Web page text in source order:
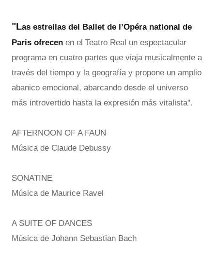
"Las estrellas del Ballet de l’Opéra national de
Paris ofrecen en el Teatro Real un espectacular
programa en cuatro partes que viaja musicalmente a
través del tiempo y la geografía y propone un amplio
abanico emocional, abarcando desde el universo
más introvertido hasta la expresión más vitalista".
AFTERNOON OF A FAUN
Música de Claude Debussy
SONATINE
Música de Maurice Ravel
A SUITE OF DANCES
Música de Johann Sebastian Bach